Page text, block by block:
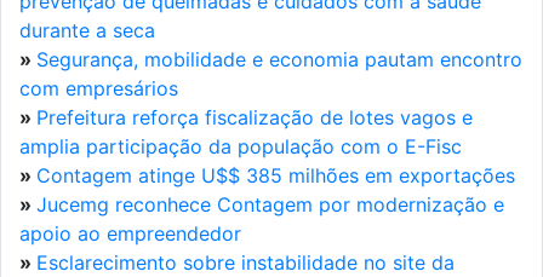
durante a seca
» Segurança, mobilidade e economia pautam encontro
com empresários
» Prefeitura reforça fiscalização de lotes vagos e
amplia participação da população com o E-Fisc
» Contagem atinge U$$ 385 milhões em exportações
» Jucemg reconhece Contagem por modernização e
apoio ao empreendedor
» Esclarecimento sobre instabilidade no site da